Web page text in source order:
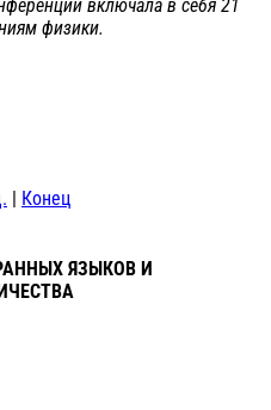
включала в себя 21
физики.
| Конец
ЯЗЫКОВ И